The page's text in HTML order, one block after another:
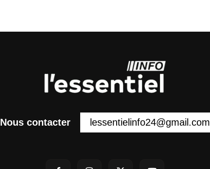
Nous contacter lessentielinfo24@gmail.com